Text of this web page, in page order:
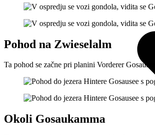
Pohod na Zwieselalm
Ta pohod se začne pri planini Vorderer
Okoli Gosaukamma